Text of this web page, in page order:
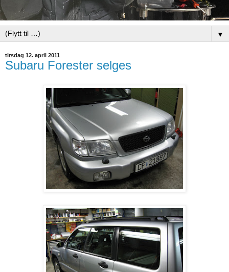
▼
tirsdag 12. april 2011
Subaru Forester selges